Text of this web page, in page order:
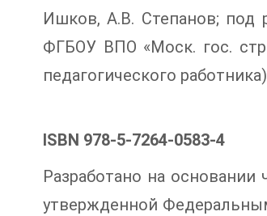
Ишков, А.В. Степанов; под
ФГБОУ ВПО «Моск. гос.
педагогического
ISBN 978-5-7264-0583-4
Разработано на основании
утвержденной